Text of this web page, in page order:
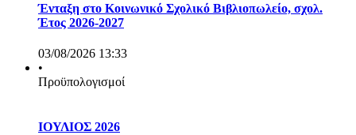
Ένταξη στο Κοινωνικό Σχολικό Βιβλιοπωλείο, σχολ.
Έτος 2026-2027
03/08/2026 13:33
•
Προϋπολογισμοί
ΙΟΥΛΙΟΣ 2026